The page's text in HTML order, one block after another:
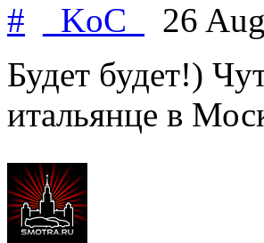
# _KoC_ 26
Будет будет!)
итальянце в